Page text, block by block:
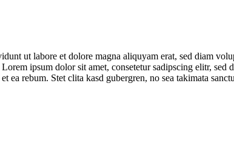
ut labore et dolore magna aliquyam erat, sed diam
ipsum dolor sit amet, consetetur sadipscing elitr,
rebum. Stet clita kasd gubergren, no sea takimata